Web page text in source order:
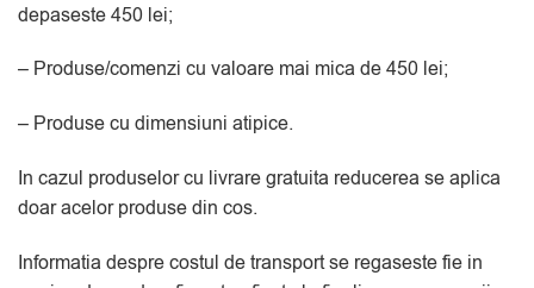
depaseste 450 lei;
– Produse/comenzi cu valoare mai mica de 450 lei;
– Produse cu dimensiuni atipice.
In cazul produselor cu livrare gratuita reducerea se aplica
doar acelor produse din cos.
Informatia despre costul de transport se regaseste fie in